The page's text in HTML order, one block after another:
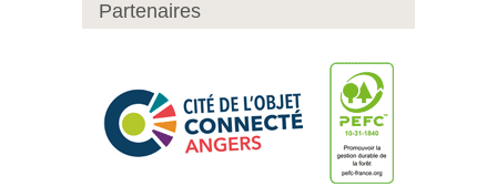
Partenaires